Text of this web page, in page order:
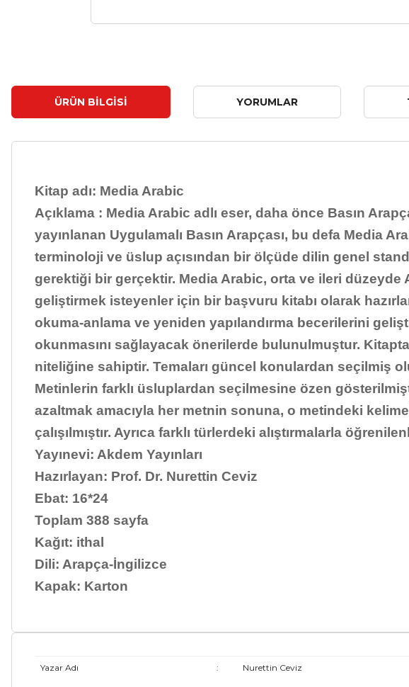
ÜRÜN BILGISI YORUMLAR
Kitap adı: Media Arabic
Açıklama : Media Arabic adlı eser, daha önce Basın
yayınlanan Uygulamalı Basın Arapçası, bu defa Media
terminoloji ve üslup açısından bir ölçüde dilin genel
gerektiği bir gerçektir. Media Arabic, orta ve ileri
geliştirmek isteyenler için bir başvuru kitabı olarak
okuma-anlama ve yeniden yapılandırma becerilerini
okunmasını sağlayacak önerilerde bulunulmuştur.
niteliğine sahiptir. Temaları güncel konulardan seçilmiş
Metinlerin farklı üsluplardan seçilmesine özen
azaltmak amacıyla her metnin sonuna, o metindeki
çalışılmıştır. Ayrıca farklı türlerdeki alıştırmalarla
Yayınevi: Akdem Yayınları
Hazırlayan: Prof. Dr. Nurettin Ceviz
Ebat: 16*24
Toplam 388 sayfa
Kağıt: ithal
Dili: Arapça-İngilizce
Kapak: Karton
Yazar Adı : Nurettin Ceviz